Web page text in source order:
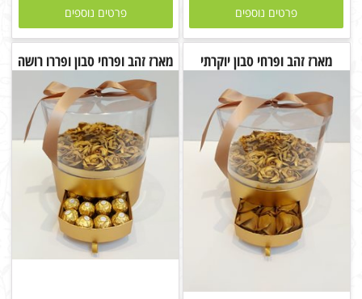
פרטים נוספים פרטים נוספים
מארז זהב ופרחי סבון יוקרתי מארז זהב ופרחי סבון ופררו רושה